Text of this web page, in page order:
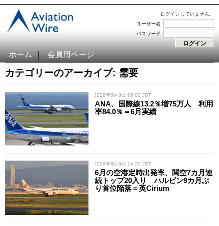
ログインしていません。
ユーザー名
パスワード
ホーム 会員用ページ
カテゴリーのアーカイブ: 需要
/ 2026年8月8日 06:00 JST
ANA、国際線13.2％増75万人 利用
率84.0％＝6月実績
/ 2026年8月6日 14:20 JST
6月の空港定時出発率、関空7カ月連
続トップ20入り ハルビン9カ月ぶ
り首位陥落＝英Cirium